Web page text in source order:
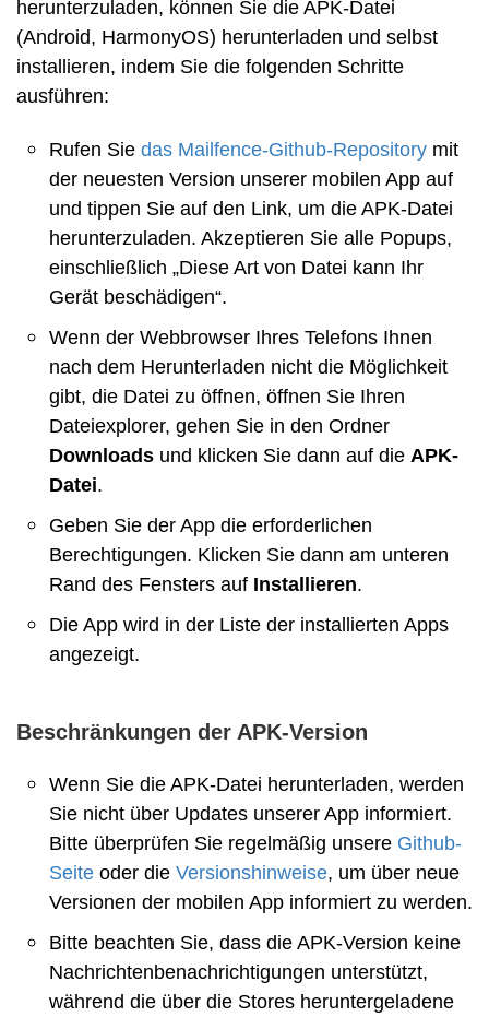
herunterzuladen, können Sie die APK-Datei
(Android, HarmonyOS) herunterladen und selbst
installieren, indem Sie die folgenden Schritte
ausführen:
Rufen Sie das Mailfence-Github-Repository mit
der neuesten Version unserer mobilen App auf
und tippen Sie auf den Link, um die APK-Datei
herunterzuladen. Akzeptieren Sie alle Popups,
einschließlich „Diese Art von Datei kann Ihr
Gerät beschädigen“.
Wenn der Webbrowser Ihres Telefons Ihnen
nach dem Herunterladen nicht die Möglichkeit
gibt, die Datei zu öffnen, öffnen Sie Ihren
Dateiexplorer, gehen Sie in den Ordner
Downloads und klicken Sie dann auf die APK-
Datei.
Geben Sie der App die erforderlichen
Berechtigungen. Klicken Sie dann am unteren
Rand des Fensters auf Installieren.
Die App wird in der Liste der installierten Apps
angezeigt.
Beschränkungen der APK-Version
Wenn Sie die APK-Datei herunterladen, werden
Sie nicht über Updates unserer App informiert.
Bitte überprüfen Sie regelmäßig unsere Github-
Seite oder die Versionshinweise, um über neue
Versionen der mobilen App informiert zu werden.
Bitte beachten Sie, dass die APK-Version keine
Nachrichtenbenachrichtigungen unterstützt,
während die über die Stores heruntergeladene